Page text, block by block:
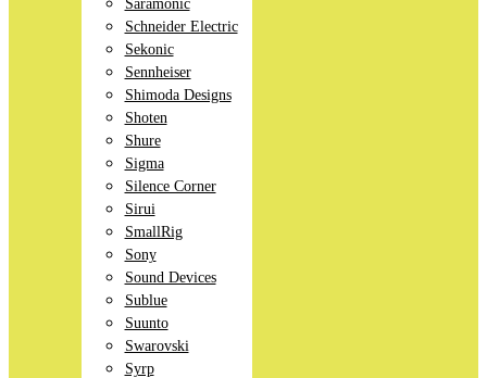
Saramonic
Schneider Electric
Sekonic
Sennheiser
Shimoda Designs
Shoten
Shure
Sigma
Silence Corner
Sirui
SmallRig
Sony
Sound Devices
Sublue
Suunto
Swarovski
Syrp